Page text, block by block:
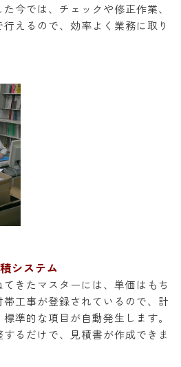
今では、チェックや修正作業、
えるので、効率よく業務に取り
システム
きたマスターには、単価はもち
工事が登録されているので、計
準的な項目が自動発生します。
るだけで、見積書が作成できま